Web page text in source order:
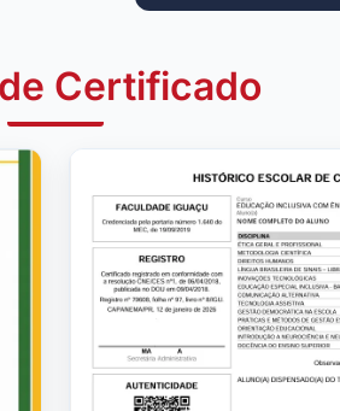
Certificado